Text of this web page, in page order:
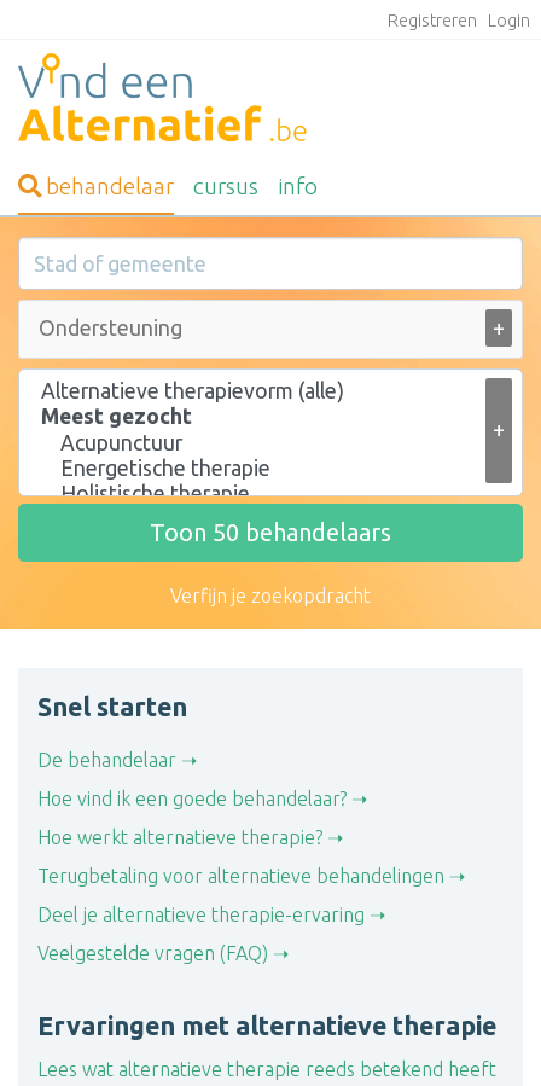
Registreren Login
behandelaar cursus info
+
+
Toon 50 behandelaars
Verfijn je zoekopdracht
Snel starten
De behandelaar
Hoe vind ik een goede behandelaar?
Hoe werkt alternatieve therapie?
Terugbetaling voor alternatieve behandelingen
Deel je alternatieve therapie-ervaring
Veelgestelde vragen (FAQ)
Ervaringen met alternatieve therapie
Lees wat alternatieve therapie reeds betekend heeft